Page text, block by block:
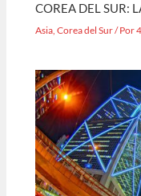
COREA DEL SUR:
Asia,Corea del Sur/ Por